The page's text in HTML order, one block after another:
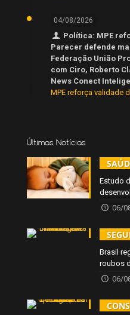
04/08/2026
Política: MPE
Parecer defende
Federação União
com Ciro, Roberto
News Conect
MPE reforça validade
Últimas Notícias
Estudo
06/
Brasil
roubos
06/